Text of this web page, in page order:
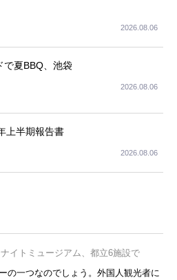
2026.08.06
で夏BBQ、池袋
2026.08.06
上半期報告書
2026.08.06
イトミュージアム、都立6施設で
の一つなのでしょう。外国人観光者に